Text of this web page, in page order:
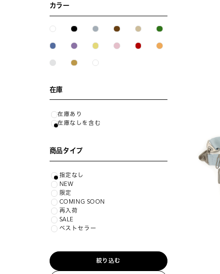
カラー
在庫
在庫あり
在庫なしを含む
商品タイプ
指定なし
NEW
限定
COMING SOON
再入荷
SALE
ベストセラー
絞り込む